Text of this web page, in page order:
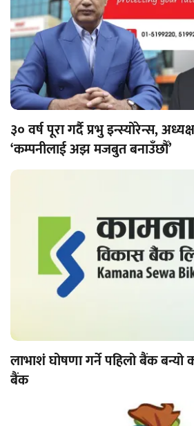
३० वर्ष पूरा गर्दै प्रभु इन्स्योरेन्स,
‘कम्पनीलाई अझ मजबुत बनाउँछौँ’
लाभाशं घोषणा गर्ने पहिलो बैंक बन्यो
बैंक